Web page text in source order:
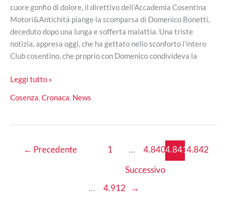
cuore gonfio di dolore, il direttivo dell’Accademia Cosentina
Motori&Antichità piange la scomparsa di Domenico Bonetti,
deceduto dopo una lunga e sofferta malattia. Una triste
notizia, appresa oggi, che ha gettato nello sconforto l’intero
Club cosentino, che proprio con Domenico condivideva la
L’Accademia
Motori&Antichità
la
Leggi tutto »
Cosenza,Cronaca, News
← Precedente 1 … 4.8404.8414.842
… 4.912
Successivo
→